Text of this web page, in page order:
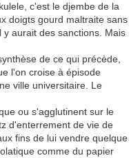
c'est le djembe de la
doigts gourd maltraite sans
aurait des sanctions. Mais
de ce qui précède,
l'on croise à épisode
ville universitaire. Le
ou s'agglutinent sur le
d'enterrement de vie de
fins de lui vendre quelque
comme du papier